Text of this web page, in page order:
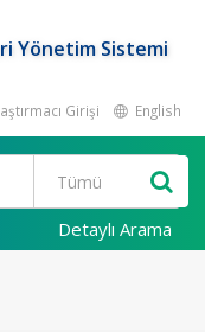
Yönetim Sistemi
Girişi English
Detaylı Arama